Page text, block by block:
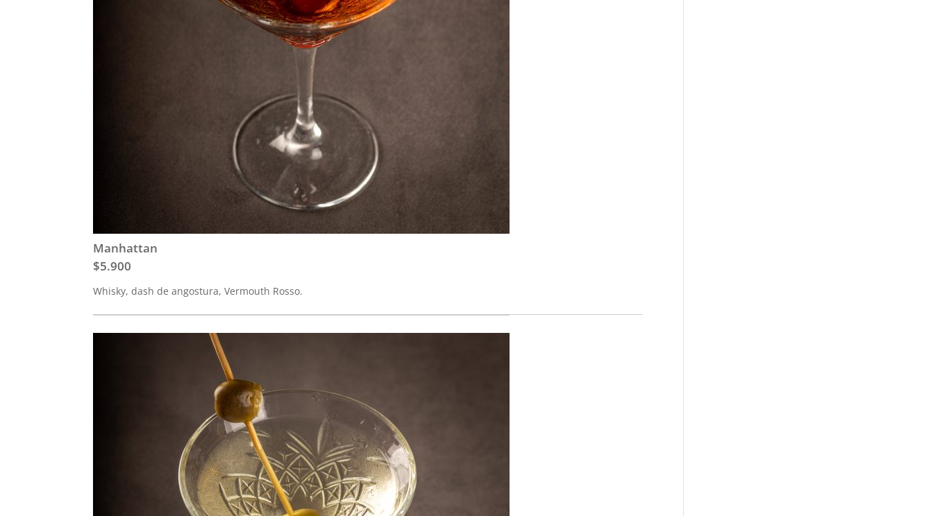
Manhattan
$5.900
Whisky, dash de angostura, Vermouth Rosso.